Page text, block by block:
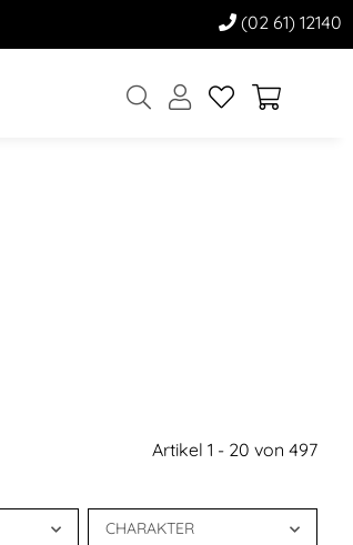
(02 61) 12140
Artikel 1 - 20 von 497
CHARAKTER